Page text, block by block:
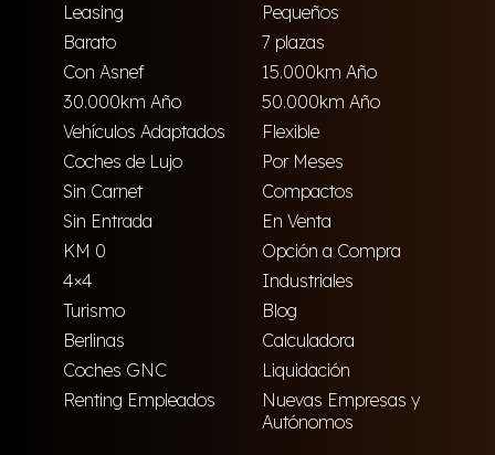
Leasing
Pequeños
Barato
7 plazas
Con Asnef
15.000km Año
30.000km Año
50.000km Año
Vehículos Adaptados
Flexible
Coches de Lujo
Por Meses
Sin Carnet
Compactos
Sin Entrada
En Venta
KM 0
Opción a Compra
4×4
Industriales
Turismo
Blog
Berlinas
Calculadora
Coches GNC
Liquidación
Renting Empleados
Nuevas Empresas y
Autónomos